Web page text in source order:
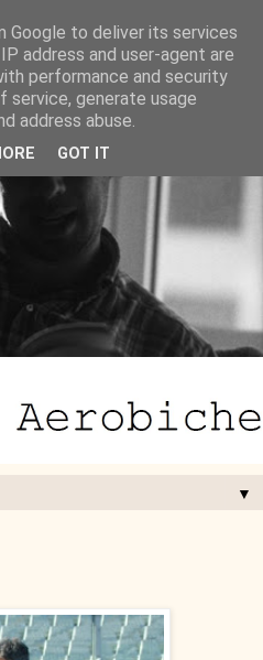
▼
Google to deliver its services
address and user-agent are
performance and security
generate usage
address abuse.
GOT IT